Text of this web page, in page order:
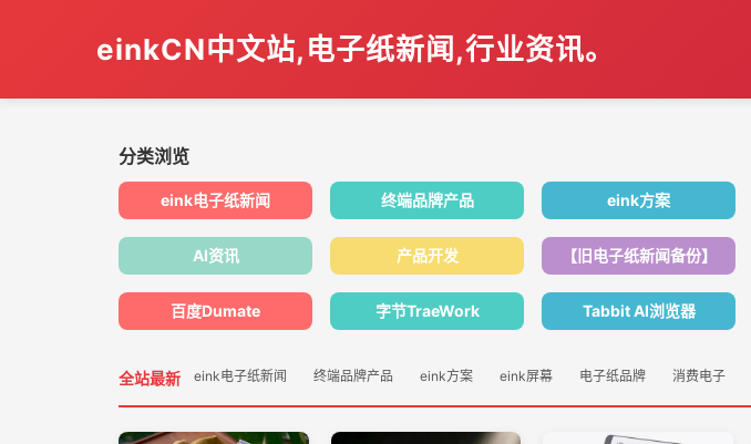
einkCN中文站,电子纸新闻,行业资讯。
分类浏览
eink电子纸新闻 终端品牌产品 eink方案
AI资讯 产品开发 【旧电子纸新闻备份】
百度Dumate 字节TraeWork Tabbit AI浏览器
全站最新 eink电子纸新闻 终端品牌产品 eink方案 eink屏幕 电子纸品牌 消费电子